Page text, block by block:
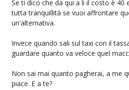
Se ti dico che da qui a li il costo è 40
tutta tranquillità se vuoi affrontare
un'alternativa.
Invece quando sali sul taxi con il
guardare quanto va veloce quel
Non sai mai quanto pagherai, a me
piace. E a te?